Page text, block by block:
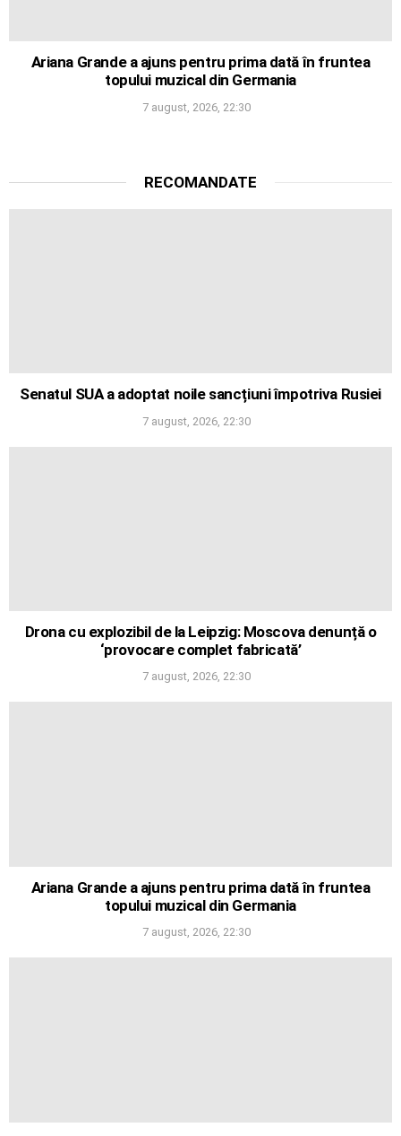
Ariana Grande a ajuns pentru prima dată în fruntea
topului muzical din Germania
7 august, 2026, 22:30
RECOMANDATE
Senatul SUA a adoptat noile sancțiuni împotriva Rusiei
7 august, 2026, 22:30
Drona cu explozibil de la Leipzig: Moscova denunță o
‘provocare complet fabricată’
7 august, 2026, 22:30
Ariana Grande a ajuns pentru prima dată în fruntea
topului muzical din Germania
7 august, 2026, 22:30